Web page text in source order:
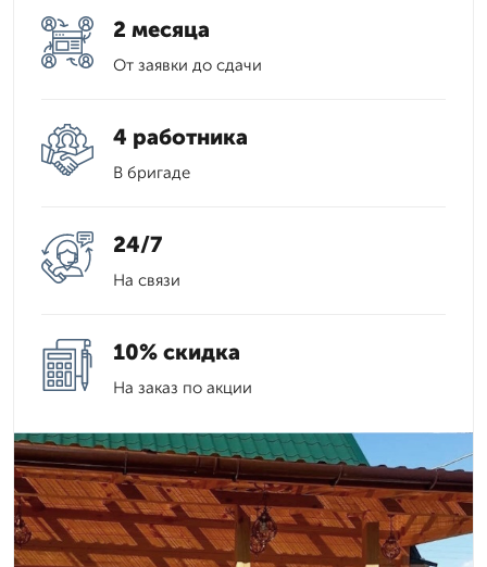
2 месяца
От заявки до сдачи
4 работника
В бригаде
24/7
На связи
10% скидка
На заказ по акции